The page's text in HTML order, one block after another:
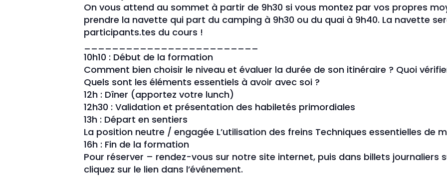
On vous attend au sommet à partir de 9h30 si vous montez par vos propres
prendre la navette qui part du camping à 9h30 ou du quai à 9h40. La navette
participants.tes du cours !
10h10 : Début de la formation
Comment bien choisir le niveau et évaluer la durée de son itinéraire ? Quoi
Quels sont les éléments essentiels à avoir avec soi ?
12h : Dîner (apportez votre lunch)
12h30 : Validation et présentation des habiletés primordiales
13h : Départ en sentiers
La position neutre / engagée L’utilisation des freins Techniques essentielles de
16h : Fin de la formation
Pour réserver – rendez-vous sur notre site internet, puis dans billets journaliers
cliquez sur le lien dans l’événement.